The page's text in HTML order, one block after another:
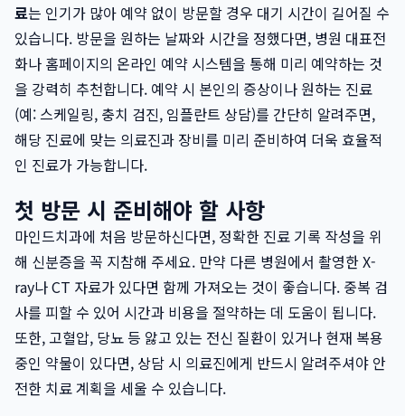
료는 인기가 많아 예약 없이 방문할 경우 대기 시간이 길어질 수
있습니다. 방문을 원하는 날짜와 시간을 정했다면, 병원 대표전
화나 홈페이지의 온라인 예약 시스템을 통해 미리 예약하는 것
을 강력히 추천합니다. 예약 시 본인의 증상이나 원하는 진료
(예: 스케일링, 충치 검진, 임플란트 상담)를 간단히 알려주면,
해당 진료에 맞는 의료진과 장비를 미리 준비하여 더욱 효율적
인 진료가 가능합니다.
첫 방문 시 준비해야 할 사항
마인드치과에 처음 방문하신다면, 정확한 진료 기록 작성을 위
해 신분증을 꼭 지참해 주세요. 만약 다른 병원에서 촬영한 X-
ray나 CT 자료가 있다면 함께 가져오는 것이 좋습니다. 중복 검
사를 피할 수 있어 시간과 비용을 절약하는 데 도움이 됩니다.
또한, 고혈압, 당뇨 등 앓고 있는 전신 질환이 있거나 현재 복용
중인 약물이 있다면, 상담 시 의료진에게 반드시 알려주셔야 안
전한 치료 계획을 세울 수 있습니다.